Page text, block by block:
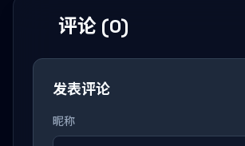
评论 (0)
发表评论
昵称